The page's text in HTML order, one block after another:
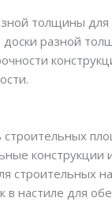
толщины для
разной
строительных
строительных
настиле для